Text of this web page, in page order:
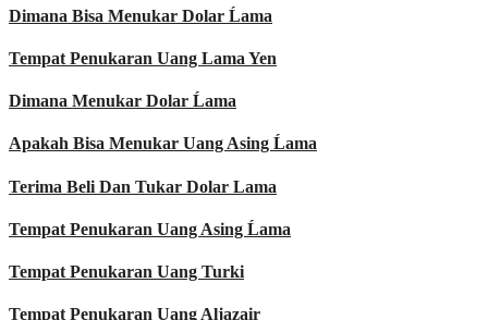
Dimana Bisa Menukar Dolar Ĺama
Tempat Penukaran Uang Lama Yen
Dimana Menukar Dolar Ĺama
Apakah Bisa Menukar Uang Asing Ĺama
Terima Beli Dan Tukar Dolar Lama
Tempat Penukaran Uang Asing Ĺama
Tempat Penukaran Uang Turki
Tempat Penukaran Uang Aljazair